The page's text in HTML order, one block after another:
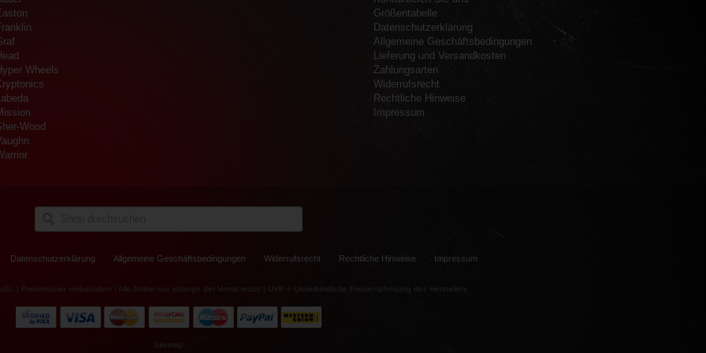
Wheels
Wood
Größentabelle
Datenschutzerklärung
Allgemeine Geschäftsbedingungen
Lieferung und Versandkosten
Zahlungsarten
Widerrufsrecht
Rechtliche Hinweise
Impressum
Datenschutzerklärung Allgemeine Geschäftsbedingungen Widerrufsrecht Rechtliche Hinweise Impressum
| Preisirrtümer vorbehalten | Alle Artikel nur solange der Vorrat reicht | UVP = Unverbindliche Preisempfehlung des Herstellers
Sitemap